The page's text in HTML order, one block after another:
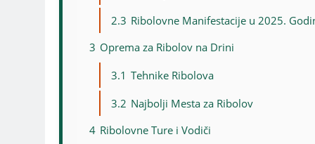
2.3 Ribolovne Manifestacije u 2025.
3 Oprema za Ribolov na Drini
3.1 Tehnike Ribolova
3.2 Najbolji Mesta za Ribolov
4 Ribolovne Ture i Vodiči